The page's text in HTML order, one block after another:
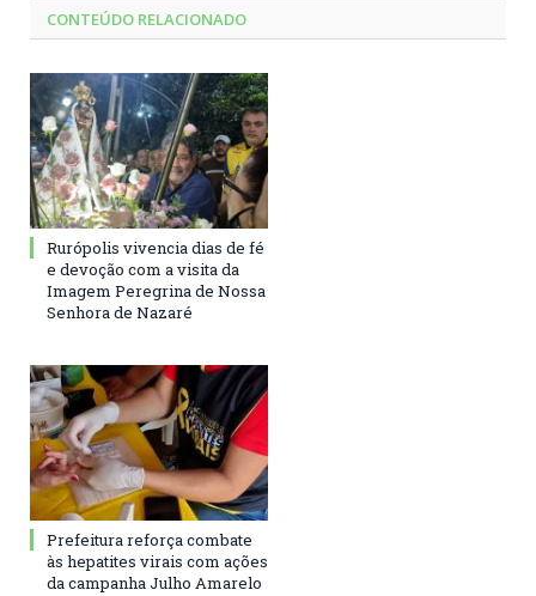
CONTEÚDO RELACIONADO
Rurópolis vivencia dias de fé
e devoção com a visita da
Imagem Peregrina de Nossa
Senhora de Nazaré
Prefeitura reforça combate
às hepatites virais com ações
da campanha Julho Amarelo